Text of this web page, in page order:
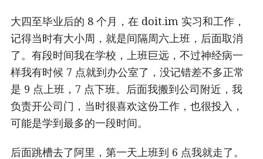
大四至毕业后的 8 个月，在 doit.im 实习和工作，
记得当时有大小周，就是间隔周六上班，后面取消
了。有段时间我在学校，上班巨远，不过神经病一
样我有时候 7 点就到办公室了，没记错差不多正常
是 9 点上班，7 点下班。后面我搬到公司附近，我
负责开公司门，当时很喜欢这份工作，也很投入，
可能是学到最多的一段时间。
后面跳槽去了阿里，第一天上班到 6 点我就走了。